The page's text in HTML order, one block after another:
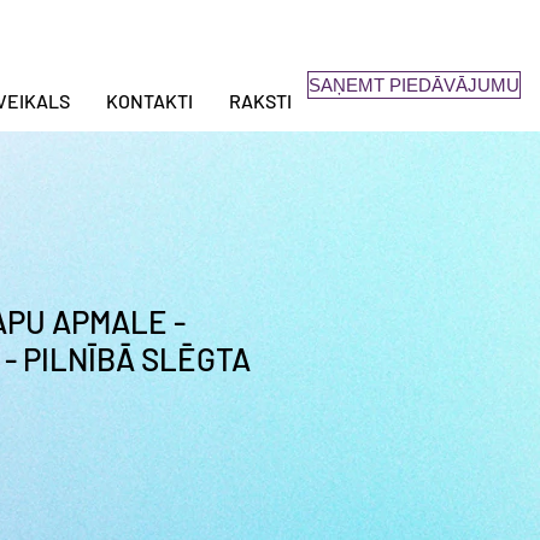
KONTAKTI RAKSTI
SAŅEMT PIEDĀVĀJUMU
APMALE -
PILNĪBĀ SLĒGTA